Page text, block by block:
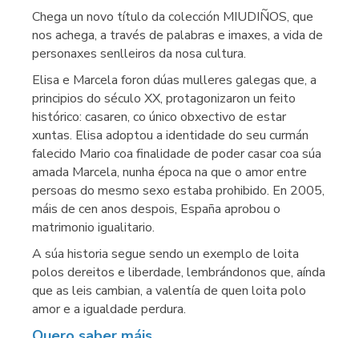
Chega un novo título da colección MIUDIÑOS, que
nos achega, a través de palabras e imaxes, a vida de
personaxes senlleiros da nosa cultura.
Elisa e Marcela foron dúas mulleres galegas que, a
principios do século XX, protagonizaron un feito
histórico: casaren, co único obxectivo de estar
xuntas. Elisa adoptou a identidade do seu curmán
falecido Mario coa finalidade de poder casar coa súa
amada Marcela, nunha época na que o amor entre
persoas do mesmo sexo estaba prohibido. En 2005,
máis de cen anos despois, España aprobou o
matrimonio igualitario.
A súa historia segue sendo un exemplo de loita
polos dereitos e liberdade, lembrándonos que, aínda
que as leis cambian, a valentía de quen loita polo
amor e a igualdade perdura.